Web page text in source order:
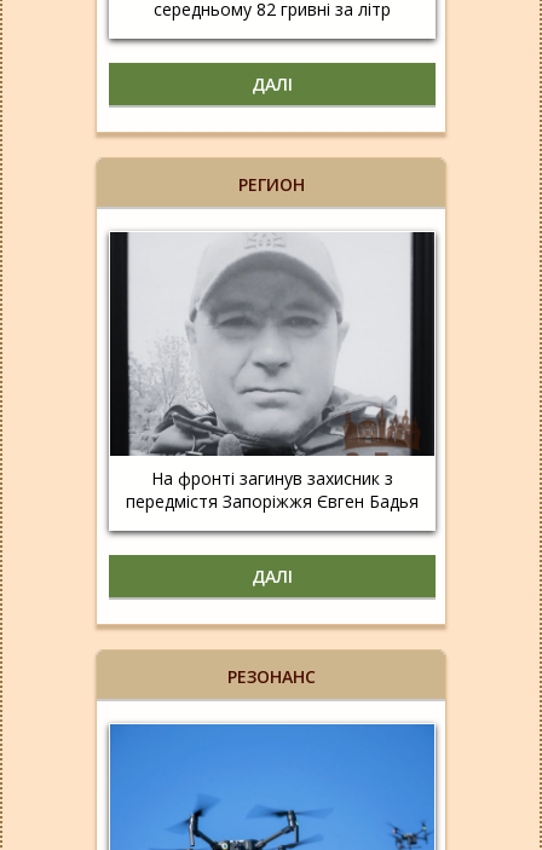
середньому 82 гривні за літр
ДАЛІ
РЕГИОН
На фронті загинув захисник з
передмістя Запоріжжя Євген Бадья
ДАЛІ
РЕЗОНАНС